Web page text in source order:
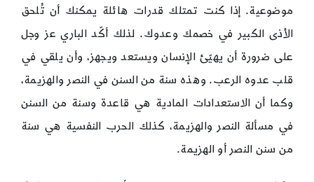
موضوعية. إذا كنت تمتلك قدرات هائلة يمكنك أن تُلحق
الأذى الكبير في خصمك وعدوك. لذلك أكّد الباري عز وجل
على ضرورة أن يهيّئ الإنسان ويستعد ويجهز، وأن يلقي في
قلب عدوه الرعب. وهذه سنة من السنن في النصر والهزيمة،
وكما أن الاستعدادات المادية هي قاعدة وسنة من السنن
في مسألة النصر والهزيمة، كذلك الحرب النفسية هي سنة
من سنن النصر أو الهزيمة.